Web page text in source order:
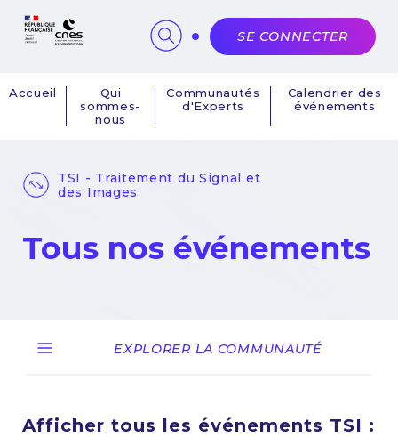
Navigation
Accueil
Qui
sommes-
nous
Communautés
d'Experts
Calendrier des
événements
SE CONNECTER
TSI - Traitement du Signal et
des Images
Tous nos événements
EXPLORER LA COMMUNAUTÉ
Afficher tous les événements TSI :